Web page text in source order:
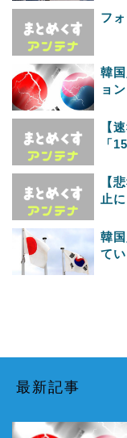
フ
韓
ョ
【
「
【
止に
韓
て
最新記事